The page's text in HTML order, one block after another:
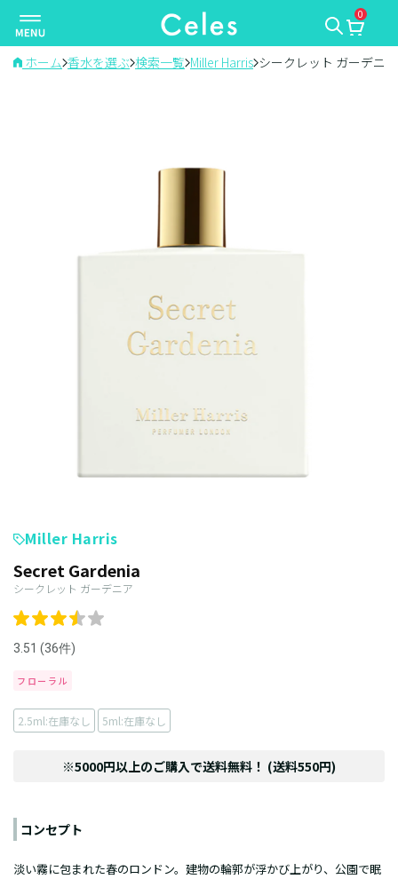
ナ
ビ
ゲ
0
ホーム 香水を選ぶ 検索一覧 Miller Harris シークレット ガーデニア
Miller Harris
Secret Gardenia
シークレット ガーデニア
3.51 (36件)
フローラル
2.5ml:在庫なし 5ml:在庫なし
※5000円以上のご購入で送料無料！ (送料550円)
コンセプト
淡い霧に包まれた春のロンドン。建物の輪郭が浮かび上がり、公園で眠